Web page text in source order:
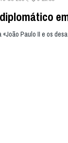
Paulo II e os